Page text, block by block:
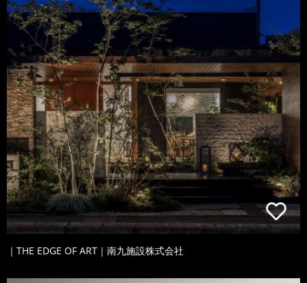
｜THE EDGE OF ART｜南九施設株式会社